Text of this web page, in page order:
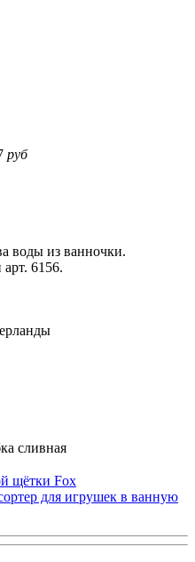
руб
воды из ванночки.
6156.
сливная
щётки Fox
для игрушек в ванную